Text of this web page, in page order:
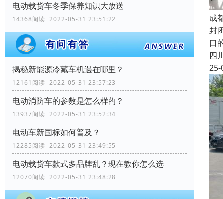
电动载货车冬季保养知识大放送
14368阅读 2022-05-31 23:51:22
揭秘新能源冷藏车机遇在哪里？
12161阅读 2022-05-31 23:57:23
电动消防车的参数是怎么样的？
13937阅读 2022-05-31 23:52:34
电动车新国标如何普及？
12285阅读 2022-05-31 23:49:55
电动载货车款式多品牌乱？现在教你怎么选
12070阅读 2022-05-31 23:48:28
成
封
口
四
25-